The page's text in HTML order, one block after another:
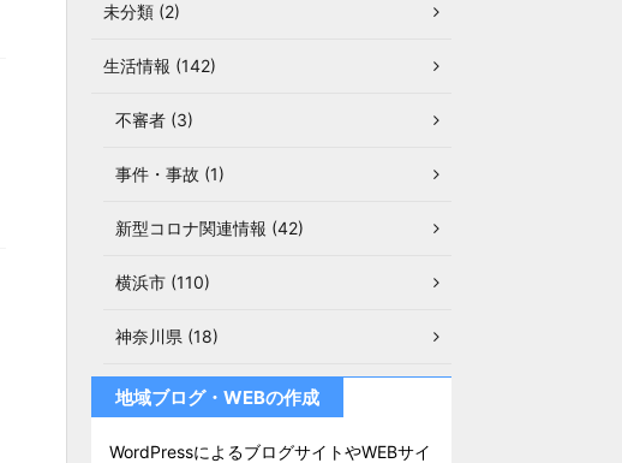
未分類 (2)
生活情報 (142)
不審者 (3)
事件・事故 (1)
新型コロナ関連情報 (42)
横浜市 (110)
神奈川県 (18)
地域ブログ・WEBの作成
WordPressによるブログサイトやWEBサイ